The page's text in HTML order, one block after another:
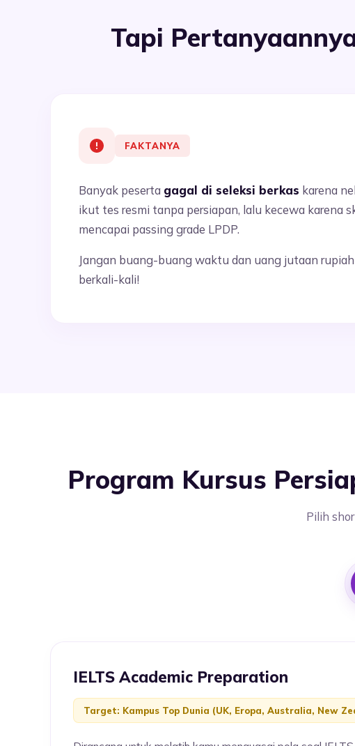
Tapi
FAKTANYA
Banyak peserta gagal di seleksi berkas karena
ikut tes resmi tanpa persiapan, lalu kecewa karena
mencapai passing grade LPDP.
Jangan buang-buang waktu dan uang jutaan
berkali-kali!
Program Kursus
Pilih
IELTS Academic Preparation
Target: Kampus Top Dunia (UK, Eropa, Australia, New